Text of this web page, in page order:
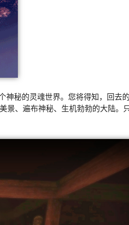
神秘的灵魂世界。您将得知，回去
景、遍布神秘、生机勃勃的大陆。